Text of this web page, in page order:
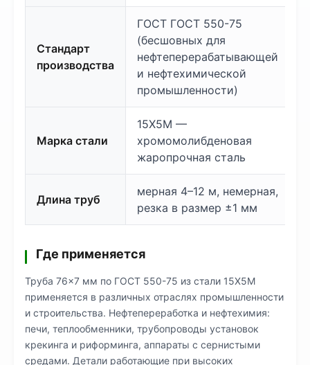
Стандарт
производства
ГОСТ ГОСТ 550-75
(бесшовных для
нефтеперерабатывающей
и нефтехимической
промышленности)
Марка стали
15Х5М —
хромомолибденовая
жаропрочная сталь
Длина труб
мерная 4–12 м, немерная,
резка в размер ±1 мм
Где применяется
Труба 76×7 мм по ГОСТ 550-75 из стали 15Х5М
применяется в различных отраслях промышленности
и строительства. Нефтепереработка и нефтехимия:
печи, теплообменники, трубопроводы установок
крекинга и риформинга, аппараты с сернистыми
средами. Детали работающие при высоких